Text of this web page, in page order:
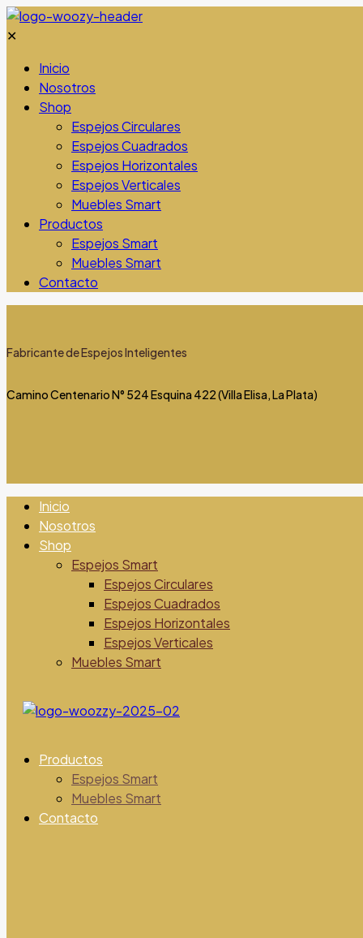
✕
Inicio
Nosotros
Shop
Espejos Circulares
Espejos Cuadrados
Espejos Horizontales
Espejos Verticales
Muebles Smart
Productos
Espejos Smart
Muebles Smart
Contacto
Fabricante de Espejos Inteligentes
Camino Centenario N° 524 Esquina 422 (Villa Elisa, La Plata)
Inicio
Nosotros
Shop
Espejos Smart
Espejos Circulares
Espejos Cuadrados
Espejos Horizontales
Espejos Verticales
Muebles Smart
Productos
Espejos Smart
Muebles Smart
Contacto